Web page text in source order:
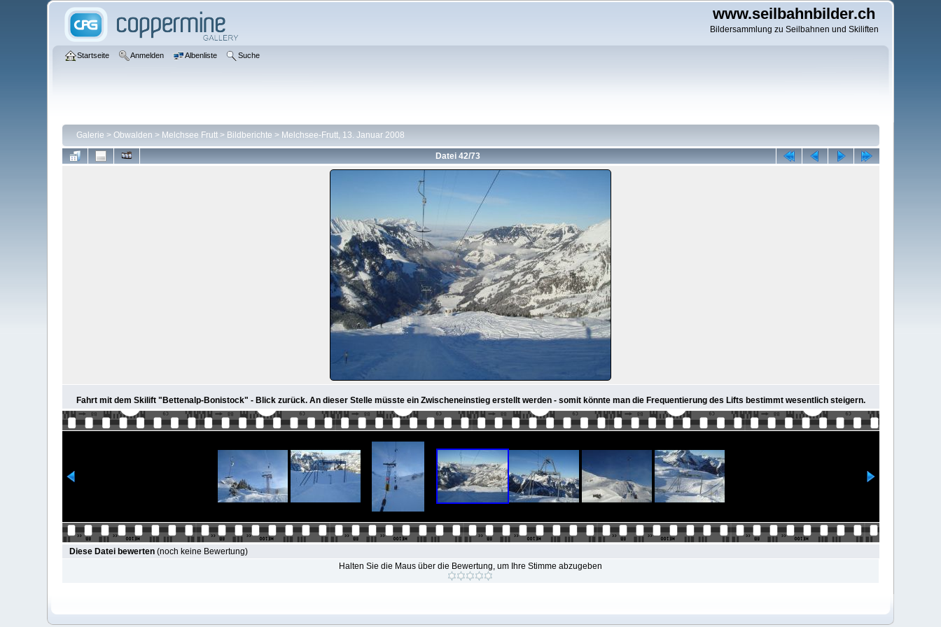
www.seilbahnbilder.ch
Bildersammlung zu Seilbahnen und Skiliften
Startseite Anmelden Albenliste Suche
Galerie > Obwalden > Melchsee Frutt> Bildberichte > Melchsee-Frutt, 13. Januar 2008
Datei 42/73
Fahrt mit dem Skilift "Bettenalp-Bonistock" - Blick zurück. An dieser Stelle müsste ein Zwischeneinstieg erstellt werden - somit könnte man die Frequentierung des Lifts bestimmt wesentlich steigern.
Diese Datei bewerten(noch keine Bewertung)
Halten Sie die Maus über die Bewertung, um Ihre Stimme abzugeben